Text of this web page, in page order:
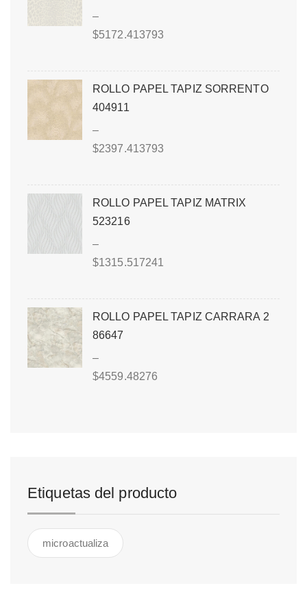
–
$5172.413793
ROLLO PAPEL TAPIZ SORRENTO
404911
–
$2397.413793
ROLLO PAPEL TAPIZ MATRIX
523216
–
$1315.517241
ROLLO PAPEL TAPIZ CARRARA 2
86647
–
$4559.48276
Etiquetas del producto
microactualiza